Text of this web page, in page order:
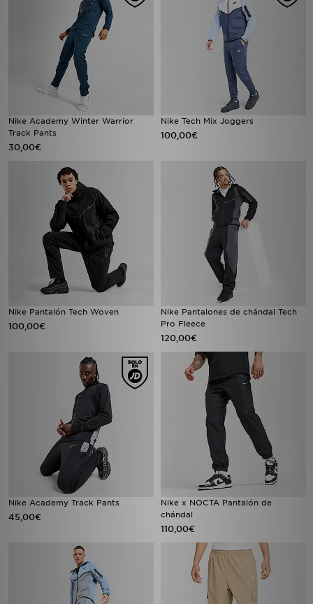
Nike Academy Winter Warrior
Track Pants
30,00€
Nike Tech Mix Joggers
100,00€
Nike Pantalón Tech Woven
100,00€
Nike Pantalones de chándal Tech
Pro Fleece
120,00€
Nike Academy Track Pants
45,00€
Nike x NOCTA Pantalón de
chándal
110,00€